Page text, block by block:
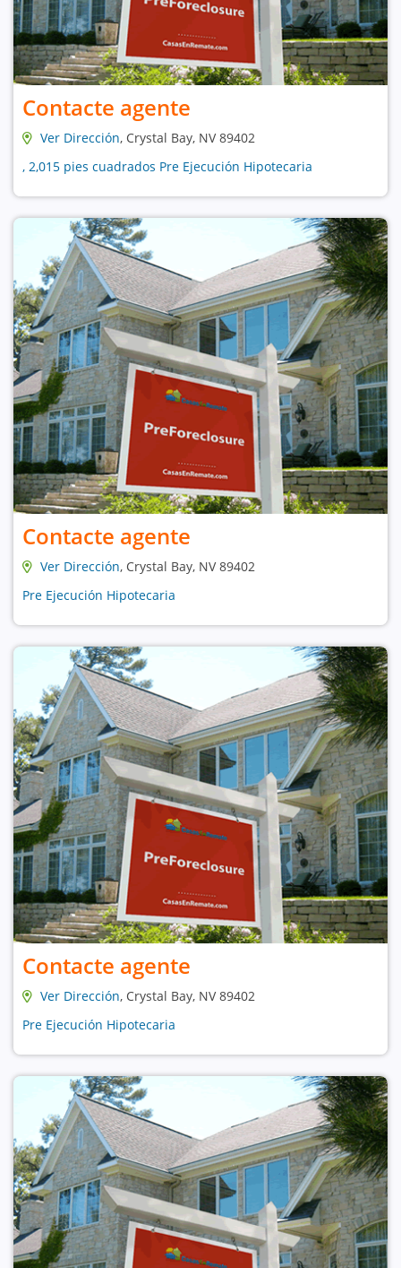
Contacte agente
Ver Dirección, Crystal Bay, NV 89402
, 2,015 pies cuadrados Pre Ejecución Hipotecaria
Contacte agente
Ver Dirección, Crystal Bay, NV 89402
Pre Ejecución Hipotecaria
Contacte agente
Ver Dirección, Crystal Bay, NV 89402
Pre Ejecución Hipotecaria